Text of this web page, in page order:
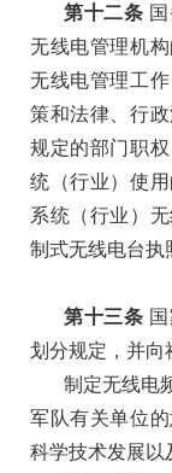
第十二条
无线电管理机
无线电管理工
策和法律、行
规定的部门职
统（行业）使
系统（行业）
制式无线电台执
第十三条
划分规定，并向
制定无线电
军队有关单位
科学技术发展以